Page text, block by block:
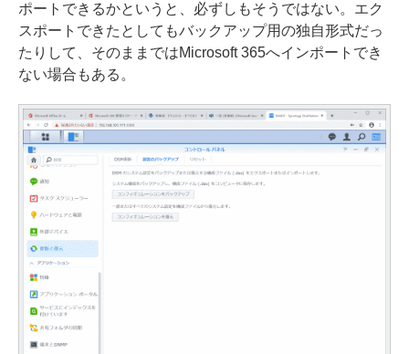
ポートできるかというと、必ずしもそうではない。エク
スポートできたとしてもバックアップ用の独自形式だっ
たりして、そのままではMicrosoft 365へインポートでき
ない場合もある。